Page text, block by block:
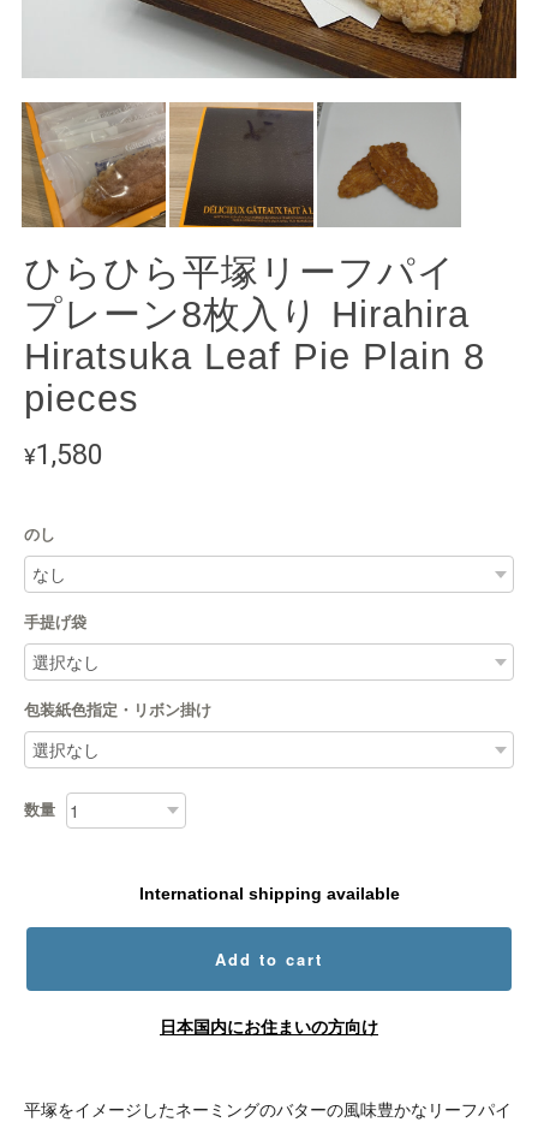
ひらひら平塚リーフパイ
プレーン8枚入り Hirahira
Hiratsuka Leaf Pie Plain 8
pieces
¥1,580
のし
手提げ袋
包装紙色指定・リボン掛け
数量
International shipping available
Add to cart
日本国内にお住まいの方向け
平塚をイメージしたネーミングのバターの風味豊かなリーフパイ